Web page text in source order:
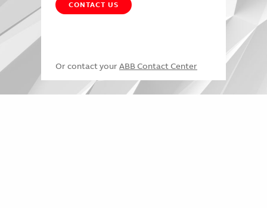
CONTACT US
Or contact your ABB Contact Center